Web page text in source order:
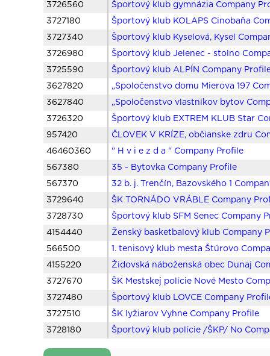
3726560
Športový klub gymnázia Company
3727180
Športový klub KOLAPS Cinobaňa
3727340
Športový klub Kyselová, Kysel
3726980
Športový klub Jelenec - stolno
3725590
Športový klub ALPÍN Company
3627820
„Spoločenstvo domu Mierova 197
3627840
„Spoločenstvo vlastníkov bytov
3726320
Športový klub EXTREM KLUB Star
957420
ČLOVEK V KRÍZE, občianske zdru
46460360
" H v i e z d a " Company Profile
567380
35 - Bytovka Company Profile
567370
32 b. j. Trenčín, Bazovského 1
3729640
ŠK TORNÁDO VRÁBLE Company
3728730
Športový klub SFM Senec Company
4154440
Ženský basketbalový klub Company
566500
1. tenisový klub mesta Štúrovo
4155220
Židovská náboženská obec Dunaj
3727670
ŠK Mestskej polície Nové Mesto
3727480
Športový klub LOVCE Company
3727510
ŠK lyžiarov Vyhne Company Profile
3728180
Športový klub polície /ŠKP/ No